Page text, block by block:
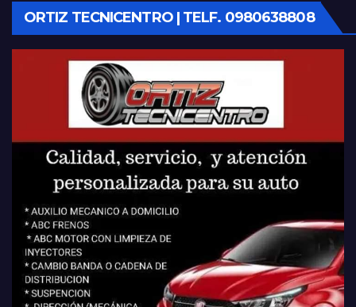
ORTIZ TECNICENTRO | TELF. 0980638808